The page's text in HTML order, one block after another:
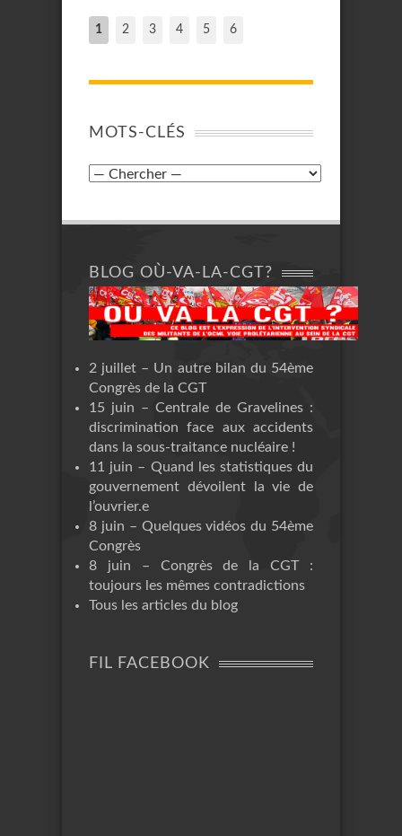
1 2 3 4 5 6
MOTS-CLÉS
BLOG OÙ-VA-LA-CGT?
2 juillet – Un autre bilan du 54ème
Congrès de la CGT
15 juin – Centrale de Gravelines :
discrimination face aux accidents
dans la sous-traitance nucléaire !
11 juin – Quand les statistiques du
gouvernement dévoilent la vie de
l’ouvrier.e
8 juin – Quelques vidéos du 54ème
Congrès
8 juin – Congrès de la CGT :
toujours les mêmes contradictions
Tous les articles du blog
FIL FACEBOOK